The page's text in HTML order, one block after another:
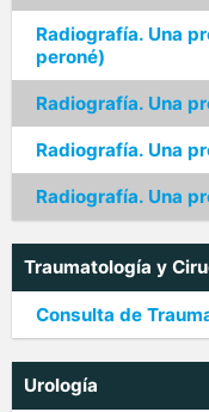
Radiografía. Una
peroné)
Radiografía. Una
Radiografía. Una
Radiografía. Una
Traumatología y
Consulta de
Urología